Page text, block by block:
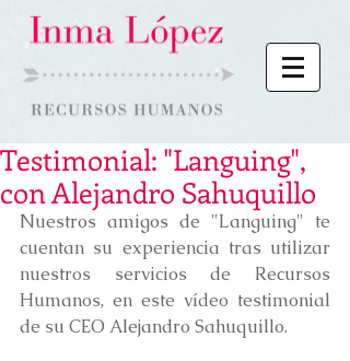
Testimonial: "Languing",
con Alejandro Sahuquillo
Nuestros amigos de "Languing" te
cuentan su experiencia tras utilizar
nuestros servicios de Recursos
Humanos, en este vídeo testimonial
de su CEO Alejandro Sahuquillo.